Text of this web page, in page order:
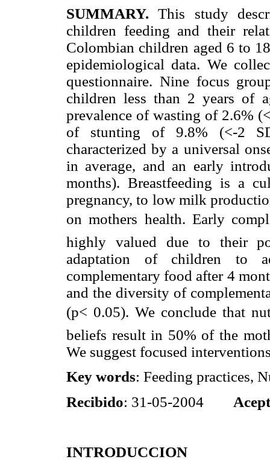
SUMMARY.This study
children feeding and their
Colombian children aged 6 to
epidemiological data. We
questionnaire. Nine focus
children less than 2 years of
prevalence of wasting of 2.6%
of stunting of 9.8% (<-2 SD
characterized by a universal
in average, and an early
months). Breastfeeding is a
pregnancy, to low milk
on mothers health. Early
highly valued due to their
adaptation of children to
complementary food after 4
and the diversity of
(p< 0.05). We conclude that
beliefs result in 50% of the
We suggest focused
Key words: Feeding practices,
Recibido: 31-05-2004
INTRODUCCION